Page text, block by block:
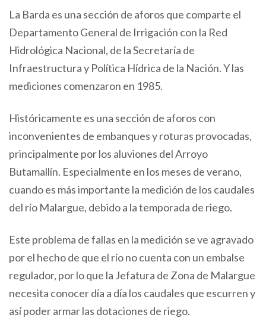
La Barda es una sección de aforos que comparte el
Departamento General de Irrigación con la Red
Hidrológica Nacional, de la Secretaría de
Infraestructura y Política Hídrica de la Nación. Y las
mediciones comenzaron en 1985.
Históricamente es una sección de aforos con
inconvenientes de embanques y roturas provocadas,
principalmente por los aluviones del Arroyo
Butamallín. Especialmente en los meses de verano,
cuando es más importante la medición de los caudales
del río Malargue, debido a la temporada de riego.
Este problema de fallas en la medición se ve agravado
por el hecho de que el río no cuenta con un embalse
regulador, por lo que la Jefatura de Zona de Malargue
necesita conocer día a día los caudales que escurren y
así poder armar las dotaciones de riego.